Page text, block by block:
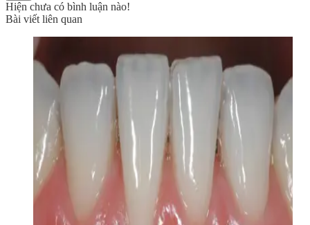
Hiện chưa có bình luận nào!
Bài viết liên quan